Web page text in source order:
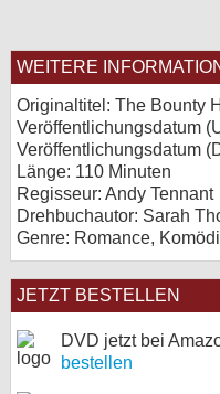
WEITERE
Originaltitel: The Bounty
Veröffentlichungsdatum
Veröffentlichungsdatum (
Länge: 110 Minuten
Regisseur: Andy Tennant
Drehbuchautor: Sarah
Genre: Romance,
JETZT BESTELLEN
DVD jetzt bei
bestellen